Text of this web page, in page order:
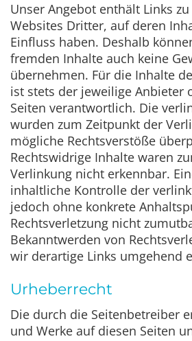
Unser Angebot enthält Links
Websites Dritter, auf deren
Einfluss haben. Deshalb
fremden Inhalte auch keine
übernehmen. Für die Inhalte
ist stets der jeweilige Anbieter
Seiten verantwortlich. Die
wurden zum Zeitpunkt der
mögliche Rechtsverstöße
Rechtswidrige Inhalte waren
Verlinkung nicht erkennbar.
inhaltliche Kontrolle der
jedoch ohne konkrete
Rechtsverletzung nicht
Bekanntwerden von
wir derartige Links umgehend
Urheberrecht
Die durch die Seitenbetreiber
und Werke auf diesen Seiten